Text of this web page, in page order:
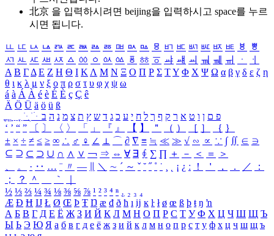
北京 을 입력하시려면 beijing을 입력하시고 space를 누르
시면 됩니다.
ㅥ ㅦ ㅧ ㅨ ㅩ ㅪ ㅫ ㅬ ㅭ ㅮ ㅯ ㅰ ㅱ ㅲ ㅳ ㅴ ㅵ ㅶ ㅷ ㅸ
ㅹ
ㅺ ㅻ ㅼ ㅽ ㅾ ㅿ ㆀ ㆁ ㆂ ㆃ ㆄ ㆅ ㆆ ㆇ ㆈ ㆉ ㆊ ㆋ ㆌ ㆍ
ㆎ
Α Β ΓΔ Ε Ζ Η Θ Ι ΚΛ Μ Ν Ξ Ο Π Ρ Σ ΤΥ Φ Χ Ψ Ω α β γ δ ε ζ η
θ ι κ λ μ ν ξ ο π ρ σ τ υ φ χ ψ ω
á à Á À é è É È ç Ç ê
Ä Ö Ü ä ö ü ß
ִֶֹ ֻּ ׁׂ פ ם ן ו ט א ר ק ף ך ל ח י ע כ ג ד ש ץ ת צ מ נ ה ב
‘ ’ “ ” 〔 〕 〈 〉 「 」 『 』 【 】 ＂ （ ） ［ ］ ｛ ｝
± × ÷ ≠ ≤ ≥ ∞ ∴ ♂ ♀ ∠ ⊥ ⌒ ∂ ∇ ≡ ≒ ≪ ≫ √ ∽ ∝ ∵ ∫ ∬ ∈ ∋
⊆ ⊇ ⊂ ⊃ ∪ ∩ ∧ ∨ ￢ ⇒ ⇔ ∀ ∃ ∮ ∑ ∏ ＋ － ＜ ＝
＞
、
。 · ‥ … ¨ 〃 ― ＼ ∼ ´ ～ ˇ ˘ ˝ ˚ ˙ ¸ ¡ ¿ ː ！ ＇ ， ． ／
：
；
？ ＾ ｀
½ ⅓ ⅔ ¼ ¾ ⅛ ⅜ ⅝ ⅞ ¹ ² ³ ⁴ ⁿ ₁ ₂ ₃ ₄
Æ Ð Ħ Ĳ Ł Ø Œ Þ Ŧ Ŋ æ đ ð ħ ı ĳ ĸ ŀ ł ø œ ß þ ŧ ŋ ŉ
А Б В Г Д Е Ё Ж З И Й К Л М Н О П Р С Т У Ф Х Ц Ч Ш Щ Ъ
Ы Ь Э Ю Я а б в г д е ё ж з и й к л м н о п р с т у ф х ц ч ш щ ъ